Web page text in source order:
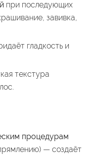
при последующих
завивка,
гладкость и
текстура
процедурам
— создаёт